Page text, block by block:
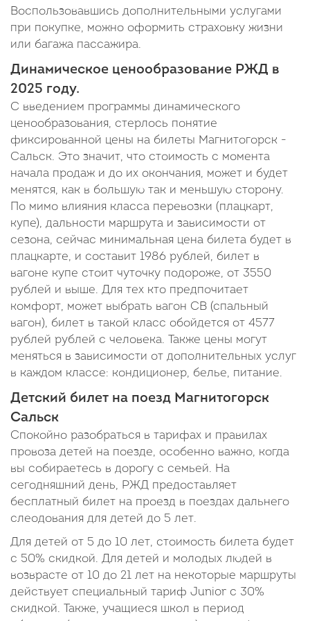
Воспользовавшись дополнительными услугами
при покупке, можно оформить страховку жизни
или багажа пассажира.
Динамическое ценообразование РЖД в
2025 году.
С введением программы динамического
ценообразования, стерлось понятие
фиксированной цены на билеты Магнитогорск -
Сальск. Это значит, что стоимость с момента
начала продаж и до их окончания, может и будет
менятся, как в большую так и меньшую сторону.
По мимо влияния класса перевозки (плацкарт,
купе), дальности маршрута и зависимости от
сезона, сейчас минимальная цена билета будет в
плацкарте, и составит 1986 рублей, билет в
вагоне купе стоит чуточку подороже, от 3550
рублей и выше. Для тех кто предпочитает
комфорт, может выбрать вагон СВ (спальный
вагон), билет в такой класс обойдется от 4577
рублей рублей с человека. Также цены могут
меняться в зависимости от дополнительных услуг
в каждом классе: кондиционер, белье, питание.
Детский билет на поезд Магнитогорск
Сальск
Спокойно разобраться в тарифах и правилах
провоза детей на поезде, особенно важно, когда
вы собираетесь в дорогу с семьей. На
сегодняшний день, РЖД предоставляет
бесплатный билет на проезд в поездах дальнего
слеодования для детей до 5 лет.
Для детей от 5 до 10 лет, стоимость билета будет
с 50% скидкой. Для детей и молодых людей в
возврасте от 10 до 21 лет на некоторые маршруты
действует специальный тариф Junior c 30%
скидкой. Также, учащиеся школ в период